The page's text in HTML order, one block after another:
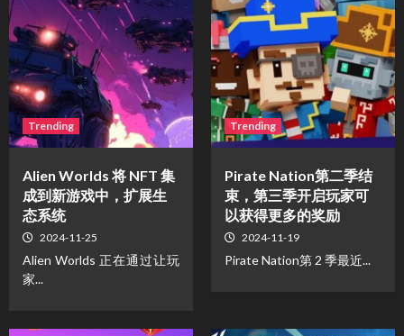
Trending
Alien Worlds 将 NFT 集
成到新游戏中，扩展生
态系统
2024-11-25
Alien Worlds 正在通过让玩
家...
Trending
Pirate Nation第二季结
束，第三季开启玩家可
以获得更多的奖励
2024-11-19
Pirate Nation第 2 季最近...